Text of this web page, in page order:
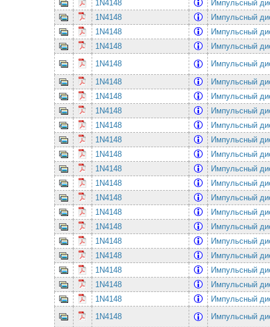
1N4148
Импульсный
1N4148
Импульсный
1N4148
Импульсный
1N4148
Импульсный
1N4148
Импульсный
1N4148
Импульсный
1N4148
Импульсный
1N4148
Импульсный
1N4148
Импульсный
1N4148
Импульсный
1N4148
Импульсный
1N4148
Импульсный
1N4148
Импульсный
1N4148
Импульсный
1N4148
Импульсный
1N4148
Импульсный
1N4148
Импульсный
1N4148
Импульсный
1N4148
Импульсный
1N4148
Импульсный
1N4148
Импульсный
1N4148
Импульсный